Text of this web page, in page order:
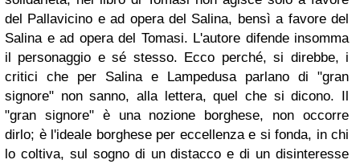
del Pallavicino e ad opera del Salina, bensì a favore del
Salina e ad opera del Tomasi. L'autore difende insomma
il personaggio e sé stesso. Ecco perché, si direbbe, i
critici che per Salina e Lampedusa parlano di "gran
signore" non sanno, alla lettera, quel che si dicono. Il
"gran signore" è una nozione borghese, non occorre
dirlo; è l'ideale borghese per eccellenza e si fonda, in chi
lo coltiva, sul sogno di un distacco e di un disinteresse